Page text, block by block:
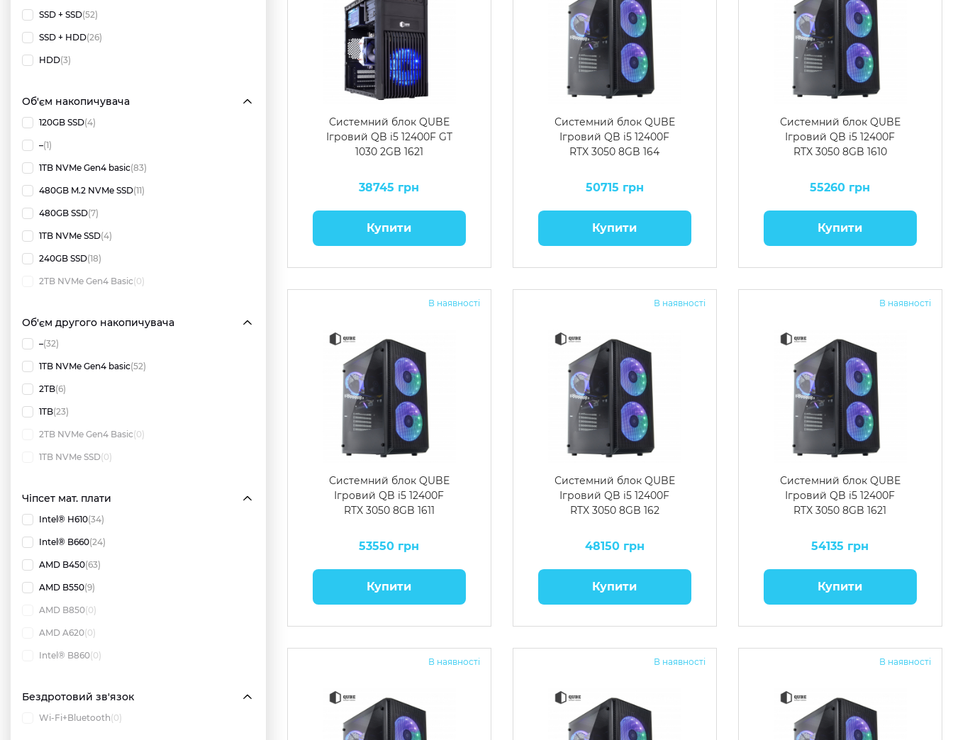
SSD + SSD(52)
SSD + HDD(26)
HDD(3)
Об'єм накопичувача
120GB SSD(4)
–(1)
1TB NVMe Gen4 basic(83)
480GB M.2 NVMe SSD(11)
480GB SSD(7)
1TB NVMe SSD(4)
240GB SSD(18)
2TB NVMe Gen4 Basic(0)
Об'єм другого накопичувача
–(32)
1TB NVMe Gen4 basic(52)
2TB(6)
1TB(23)
2TB NVMe Gen4 Basic(0)
1TB NVMe SSD(0)
Чіпсет мат. плати
Intel® H610(34)
Intel® B660(24)
AMD B450(63)
AMD B550(9)
AMD B850(0)
AMD A620(0)
Intel® B860(0)
Бездротовий зв'язок
Wi-Fi+Bluetooth(0)
Системний блок QUBE
Ігровий QB i5 12400F GT
1030 2GB 1621
38745 грн
Купити
Системний блок QUBE
Ігровий QB i5 12400F
RTX 3050 8GB 164
50715 грн
Купити
Системний блок QUBE
Ігровий QB i5 12400F
RTX 3050 8GB 1610
55260 грн
Купити
В наявності
Системний блок QUBE
Ігровий QB i5 12400F
RTX 3050 8GB 1611
53550 грн
Купити
В наявності
Системний блок QUBE
Ігровий QB i5 12400F
RTX 3050 8GB 162
48150 грн
Купити
В наявності
Системний блок QUBE
Ігровий QB i5 12400F
RTX 3050 8GB 1621
54135 грн
Купити
В наявності В наявності В наявності